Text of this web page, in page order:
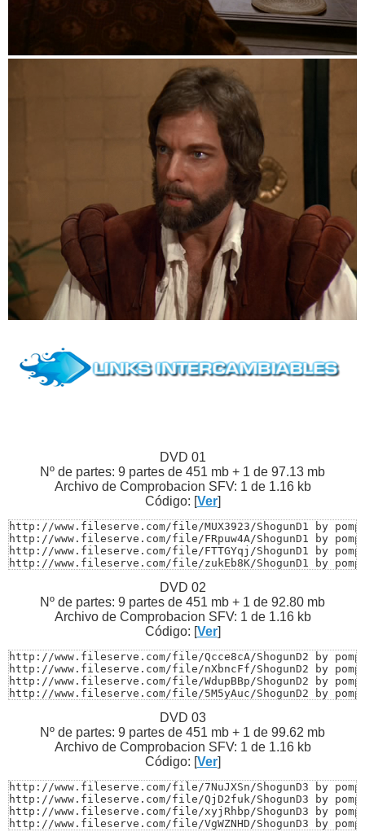
DVD 01
Nº de partes: 9 partes de 451 mb + 1 de 97.13 mb
Archivo de Comprobacion SFV: 1 de 1.16 kb
Código: [Ver]
http://www.fileserve.com/file/MUX3923/ShogunD1 by
http://www.fileserve.com/file/FRpuw4A/ShogunD1 by
http://www.fileserve.com/file/FTTGYqj/ShogunD1 by
http://www.fileserve.com/file/zukEb8K/ShogunD1 by
http://www.fileserve.com/file/cE9kM4a/ShogunD1 by
http://www.fileserve.com/file/3tGr8b3/ShogunD1 by
http://www.fileserve.com/file/auwSBj9/ShogunD1 by
http://www.fileserve.com/file/9Qcpmx3/ShogunD1 by
http://www.fileserve.com/file/Fy6bmTp/ShogunD1 by
http://www.fileserve.com/file/pv3mxx7/ShogunD1 by
DVD 02
Nº de partes: 9 partes de 451 mb + 1 de 92.80 mb
Archivo de Comprobacion SFV: 1 de 1.16 kb
Código: [Ver]
http://www.fileserve.com/file/Qcce8cA/ShogunD2 by
http://www.fileserve.com/file/nXbncFf/ShogunD2 by
http://www.fileserve.com/file/WdupBBp/ShogunD2 by
http://www.fileserve.com/file/5M5yAuc/ShogunD2 by
http://www.fileserve.com/file/NdvQYJr/ShogunD2 by
http://www.fileserve.com/file/TKhMVby/ShogunD2 by
http://www.fileserve.com/file/MBEeWQv/ShogunD2 by
http://www.fileserve.com/file/GNmxcrD/ShogunD2 by
http://www.fileserve.com/file/u4VE5vP/ShogunD2 by
http://www.fileserve.com/file/bEDbEdU/ShogunD2 by
DVD 03
Nº de partes: 9 partes de 451 mb + 1 de 99.62 mb
Archivo de Comprobacion SFV: 1 de 1.16 kb
Código: [Ver]
http://www.fileserve.com/file/7NuJXSn/ShogunD3 by
http://www.fileserve.com/file/QjD2fuk/ShogunD3 by
http://www.fileserve.com/file/xyjRhbp/ShogunD3 by
http://www.fileserve.com/file/VgWZNHD/ShogunD3 by